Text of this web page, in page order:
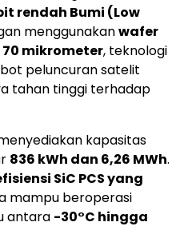
rendah Bumi (Low
menggunakanwafer
mikrometer, teknologi
peluncuran satelit
tahan tinggi terhadap
kapasitas
836 kWh dan 6,26 MWh.
SiC PCS yang
mampu beroperasi
antara -30°C hingga